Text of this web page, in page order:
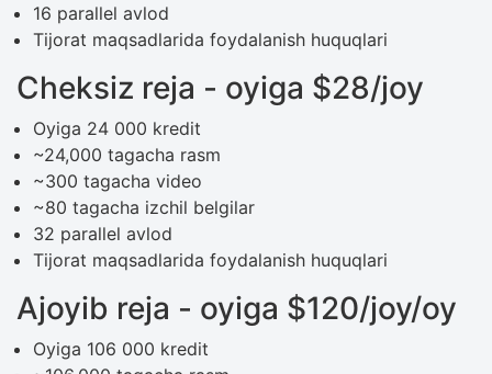
16 parallel avlod
Tijorat maqsadlarida foydalanish huquqlari
Cheksiz reja - oyiga $28/joy
Oyiga 24 000 kredit
~24,000 tagacha rasm
~300 tagacha video
~80 tagacha izchil belgilar
32 parallel avlod
Tijorat maqsadlarida foydalanish huquqlari
Ajoyib reja - oyiga $120/joy/oy
Oyiga 106 000 kredit